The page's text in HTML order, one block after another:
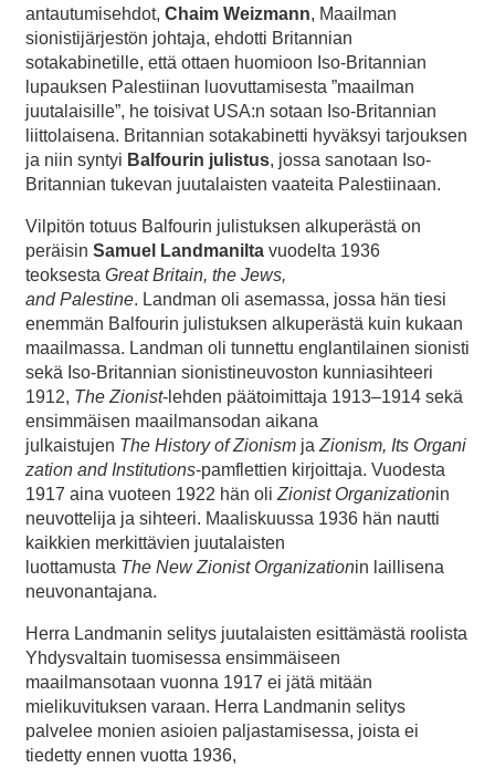
antautumisehdot, Chaim Weizmann, Maailman
sionistijärjestön johtaja, ehdotti Britannian
sotakabinetille, että ottaen huomioon Iso-Britannian
lupauksen Palestiinan luovuttamisesta ”maailman
juutalaisille”, he toisivat USA:n sotaan Iso-Britannian
liittolaisena. Britannian sotakabinetti hyväksyi tarjouksen
ja niin syntyi Balfourin julistus, jossa sanotaan Iso-
Britannian tukevan juutalaisten vaateita Palestiinaan.
Vilpitön totuus Balfourin julistuksen alkuperästä on
peräisin Samuel Landmanilta vuodelta 1936
teoksesta Great Britain, the Jews,
andPalestine. Landman oli asemassa, jossa hän tiesi
enemmän Balfourin julistuksen alkuperästä kuin kukaan
maailmassa. Landman oli tunnettu englantilainen sionisti
sekä Iso-Britannian sionistineuvoston kunniasihteeri
1912, The Zionist-lehden päätoimittaja 1913–1914 sekä
ensimmäisen maailmansodan aikana
julkaistujen The HistoryofZionism ja Zionism, Its Organi
zation and Institutions-pamflettien kirjoittaja. Vuodesta
1917 aina vuoteen 1922 hän oli ZionistOrganizationin
neuvottelija ja sihteeri. Maaliskuussa 1936 hän nautti
kaikkien merkittävien juutalaisten
luottamusta The NewZionistOrganizationin laillisena
neuvonantajana.
Herra Landmanin selitys juutalaisten esittämästä roolista
Yhdysvaltain tuomisessa ensimmäiseen
maailmansotaan vuonna 1917 ei jätä mitään
mielikuvituksen varaan. Herra Landmanin selitys
palvelee monien asioien paljastamisessa, joista ei
tiedetty ennen vuotta 1936,